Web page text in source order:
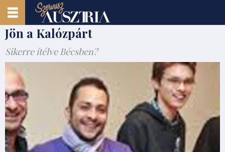
Jön a Kalózpárt
Sikerre ítélve Bécsben?